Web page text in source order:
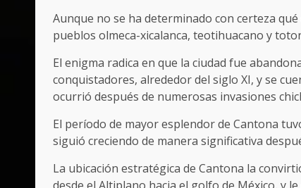
Aunque no se ha determinado con certeza
pueblos olmeca-xicalanca, teotihuacano y
El enigma radica en que la ciudad fue
conquistadores, alrededor del siglo XI, y se
ocurrió después de numerosas invasiones
El período de mayor esplendor de Cantona
siguió creciendo de manera significativa
La ubicación estratégica de Cantona la